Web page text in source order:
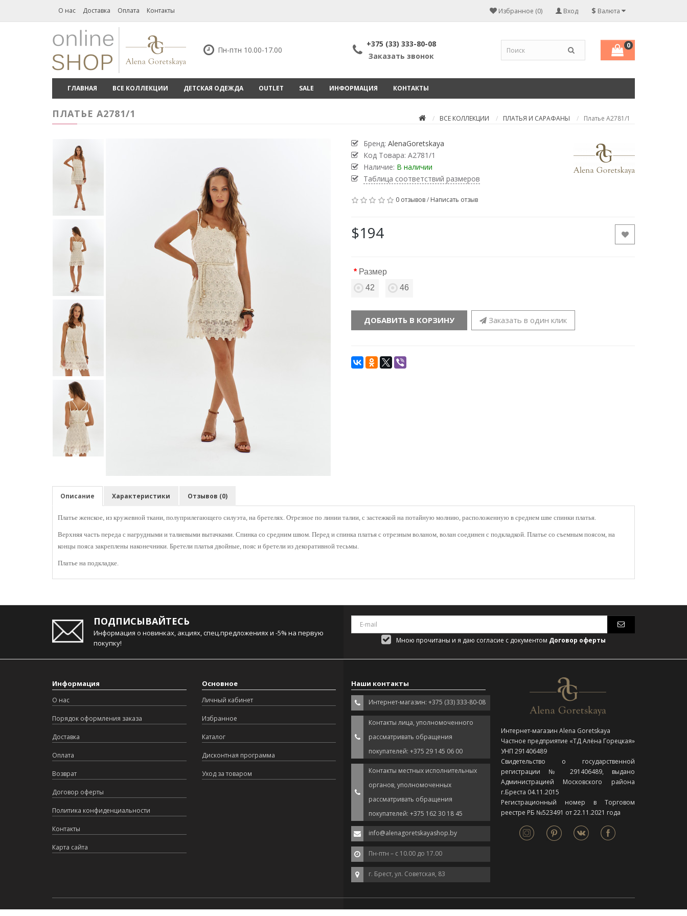
О нас Доставка Оплата Контакты $ Валюта
Вход
Избранное (0)
Пн-птн 10.00-17.00
+375 (33) 333-80-08
Заказать звонок
0
ГЛАВНАЯ ВСЕ КОЛЛЕКЦИИ ДЕТСКАЯ ОДЕЖДА OUTLET SALE ИНФОРМАЦИЯ КОНТАКТЫ
ВСЕ КОЛЛЕКЦИИ ПЛАТЬЯ И САРАФАНЫ Платье А2781/1
ПЛАТЬЕ А2781/1
Бренд: AlenaGoretskaya
Код Товара: А2781/1
Наличие: В наличии
Таблица соответствий размеров
0 отзывов/ Написать отзыв
$194
Размер
42
46
ДОБАВИТЬ В КОРЗИНУ Заказать в один клик
Описание Характеристики Отзывов (0)
Платье женское, из кружевной ткани, полуприлегающего силуэта, на бретелях. Отрезное по линии талии, с застежкой на потайную молнию, расположенную в среднем шве спинки платья.
Верхняя часть переда с нагрудными и талиевыми вытачками. Спинка со средним швом. Перед и спинка платья с отрезным воланом, волан соединен с подкладкой. Платье со съемным поясом, на
концы пояса закреплены наконечники. Бретели платья двойные, пояс и бретели из декоративной тесьмы.
Платье на подкладке.
ПОДПИСЫВАЙТЕСЬ
Информация о новинках, акциях, спец.предложениях и -5% на первую
покупку!
Мною прочитаны и я даю согласие с документом Договор оферты
Информация
О нас
Порядок оформления заказа
Доставка
Оплата
Возврат
Договор оферты
Политика конфиденциальности
Контакты
Карта сайта
Основное
Личный кабинет
Избранное
Каталог
Дисконтная программа
Уход за товаром
Наши контакты
Интернет-магазин: +375 (33) 333-80-08
Контакты лица, уполномоченного
рассматривать обращения
покупателей: +375 29 145 06 00
Контакты местных исполнительных
органов, уполномоченных
рассматривать обращения
покупателей: +375 162 30 18 45
info@alenagoretskayashop.by
Пн-птн – с 10.00 до 17.00
г. Брест, ул. Советская, 83
Интернет-магазин Alena Goretskaya
Частное предприятие «ТД Алёна Горецкая»
УНП 291406489
Свидетельство о государственной
регистрации № 291406489, выдано
Администрацией Московского района
г.Бреста 04.11.2015
Регистрационный номер в Торговом
реестре РБ №523491 от 22.11.2021 года